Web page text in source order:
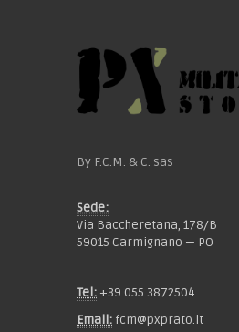
By F.C.M. & C. sas
Sede:
Via Baccheretana, 178/B
59015 Carmignano — PO
Tel: +39 055 3872504
Email: fcm@pxprato.it